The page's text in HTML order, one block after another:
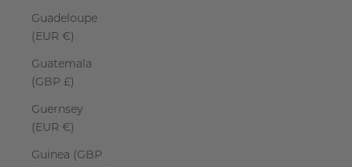
Guadeloupe
(EUR €)
Guatemala
(GBP £)
Guernsey
(EUR €)
Guinea (GBP